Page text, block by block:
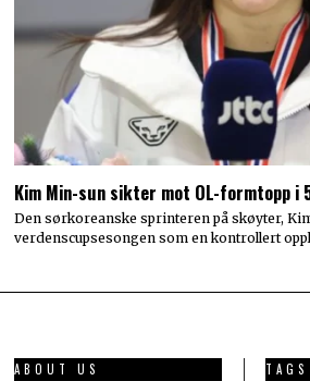
Kim Min-sun sikter mot OL-formtopp i
Den sørkoreanske sprinteren på skøyter,
verdenscupsesongen som en kontrollert
ABOUT US TAGS